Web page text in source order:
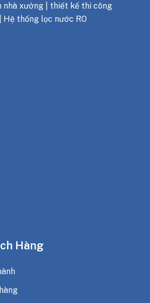
nhà xưởng | thiết kế thi công
Hệ thống lọc nước RO
Hàng